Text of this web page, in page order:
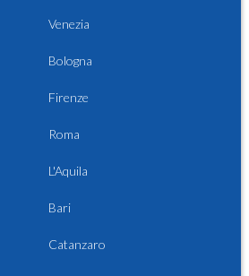
Venezia
Bologna
Firenze
Roma
L'Aquila
Bari
Catanzaro